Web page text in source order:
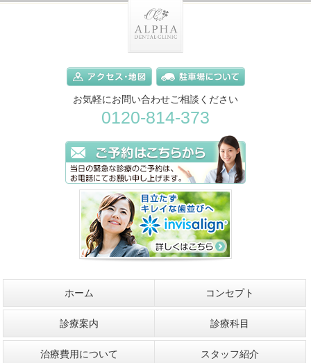
お気軽にお問い合わせご相談ください
0120-814-373
ホーム コンセプト
診療案内 診療科目
治療費用について スタッフ紹介